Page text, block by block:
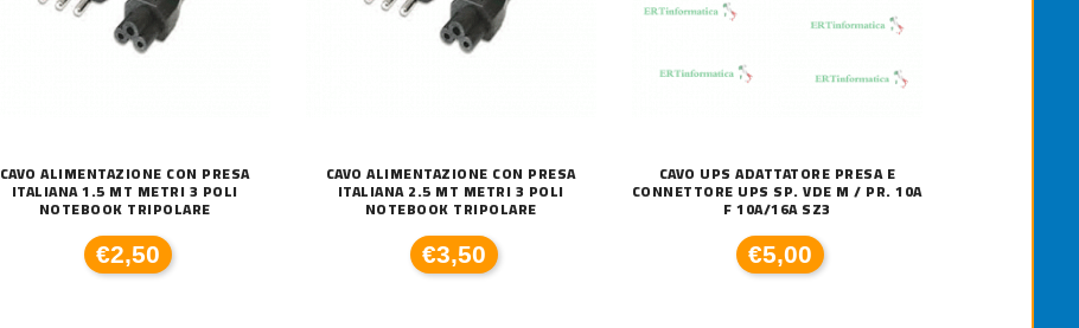
CARTUCCIA ORIGINALE CANON
CAVO ALIMENTAZIONE CON PRESA
ITALIANA 1.5 MT METRI 3 POLI
NOTEBOOK TRIPOLARE
€2,50
CAVO ALIMENTAZIONE CON PRESA
ITALIANA 2.5 MT METRI 3 POLI
NOTEBOOK TRIPOLARE
€3,50
CAVO UPS ADATTATORE PRESA E
CONNETTORE UPS SP. VDE M / PR. 10A
F 10A/16A SZ3
€5,00